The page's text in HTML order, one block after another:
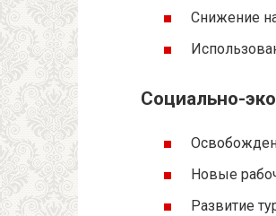
Снижение
Социально-
Новые
Развитие